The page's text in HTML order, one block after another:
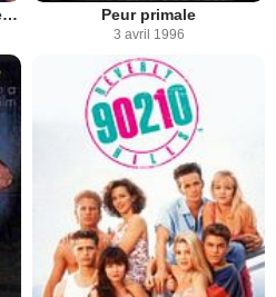
The Practice : Bobby Donnell & associés Peur primale
3 avril 1996